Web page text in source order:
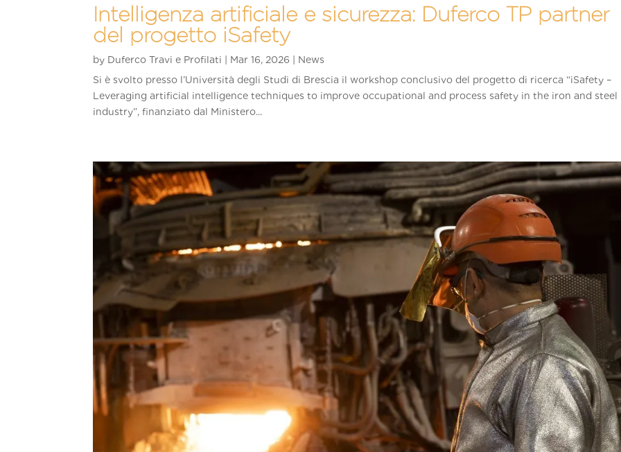
Intelligenza artificiale e sicurezza: Duferco TP partner
del progetto iSafety
by Duferco Travi e Profilati Mar 16, 2026
News
Si è svolto presso l’Università degli Studi di Brescia il workshop conclusivo del progetto di ricerca “iSafety –
Leveraging artificial intelligence techniques to improve occupational and process safety in the iron and steel
industry”, finanziato dal Ministero...